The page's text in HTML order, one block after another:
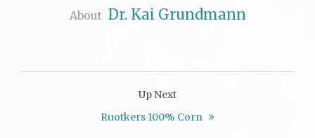
About Dr. Kai Grundmann
Up Next
Ruotkers 100% Corn